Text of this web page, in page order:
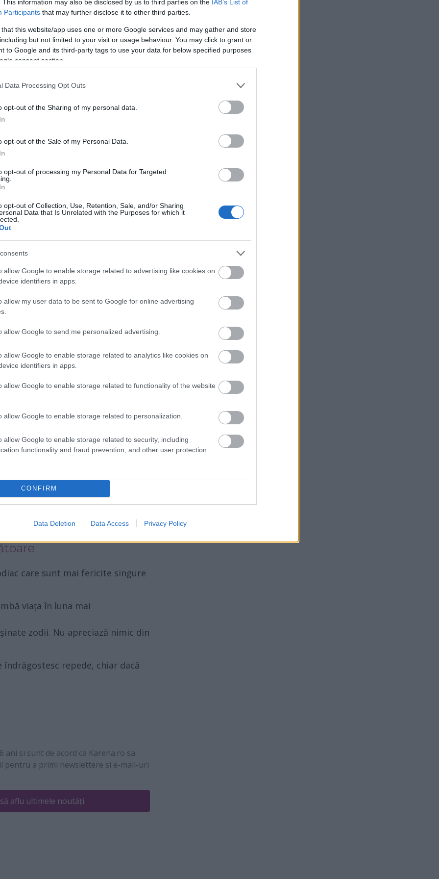
This information may also be disclosed by us to third parties on the IAB’s List of
Participants that may further disclose it to other third parties.
that this website/app uses one or more Google services and may gather and store
but not limited to your visit or usage behaviour. You may click to grant or
to Google and its third-party tags to use your data for below specified purposes
consent section.
Data Processing Opt Outs
opt-out of the Sharing of my personal data.
opt-out of the Sale of my Personal Data.
opt-out of processing my Personal Data for Targeted
opt-out of Collection, Use, Retention, Sale, and/or Sharing
Data that Is Unrelated with the Purposes for which it
allow Google to enable storage related to advertising like cookies on
identifiers in apps.
allow my user data to be sent to Google for online advertising
allow Google to send me personalized advertising.
allow Google to enable storage related to analytics like cookies on
identifiers in apps.
allow Google to enable storage related to functionality of the website
allow Google to enable storage related to personalization.
allow Google to enable storage related to security, including
functionality and fraud prevention, and other user protection.
CONFIRM
Data Deletion Data Access Privacy Policy
fiind fals și lipsit de sinceritate.
care se formează în 2024 și
niciodată
multe suflete pereche
zodii
o abilitate remarcabilă de a înțelege și
acestea, această sensibilitate îi poate face
comportamente care nu sunt în
Peștii au tendința de a se pierde în propria
roluri pentru a se adapta așteptărilor
pentru a se potrivi diferitelor
Deși Peștii nu intenționează să fie falși,
îi poate determina să nu fie
și slabe, iar ipocrizia este doar una dintre
în anumite contexte. Gemenii, Balanțele și
mai ipocriți din cauza naturii lor adaptabile
important să înțelegem că aceste
intenționate și că fiecare individ este unic,
care îi influențează
repară relațiile în 2024
care sunt mai fericite singure
viața în luna mai
zodii. Nu apreciază nimic din
îndrăgostesc repede, chiar dacă
ani si sunt de acord ca Karena.ro sa
pentru a primi newslettere si e-mail-uri
aflu ultimele noutăți